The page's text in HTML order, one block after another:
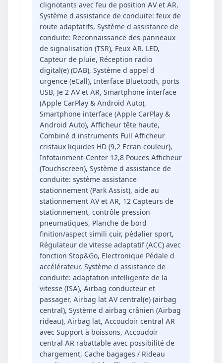
clignotants avec feu de position AV et AR,
Système d assistance de conduite: feux de
route adaptatifs, Système d assistance de
conduite: Reconnaissance des panneaux
de signalisation (TSR), Feux AR. LED,
Capteur de pluie, Réception radio
digital(e) (DAB), Système d appel d
urgence (eCall), Interface Bluetooth, ports
USB, Je 2 AV et AR, Smartphone interface
(Apple CarPlay & Android Auto),
Smartphone interface (Apple CarPlay &
Android Auto), Afficheur tête haute,
Combiné d instruments Full Afficheur
cristaux liquides HD (9,2 Ecran couleur),
Infotainment-Center 12,8 Pouces Afficheur
(Touchscreen), Système d assistance de
conduite: système assistance
stationnement (Park Assist), aide au
stationnement AV et AR, 12 Capteurs de
stationnement, contrôle pression
pneumatiques, Planche de bord
finition/aspect simili cuir, pédalier sport,
Régulateur de vitesse adaptatif (ACC) avec
fonction Stop&Go, Electronique Pédale d
accélérateur, Système d assistance de
conduite: adaptation intelligente de la
vitesse (ISA), Airbag conducteur et
passager, Airbag lat AV central(e) (airbag
central), Système d airbag crânien (Airbag
rideau), Airbag lat, Accoudoir central AR
avec Support à boissons, Accoudoir
central AR rabattable avec possibilité de
chargement, Cache bagages / Rideau